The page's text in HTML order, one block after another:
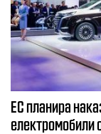
ЕС планира
електромобили